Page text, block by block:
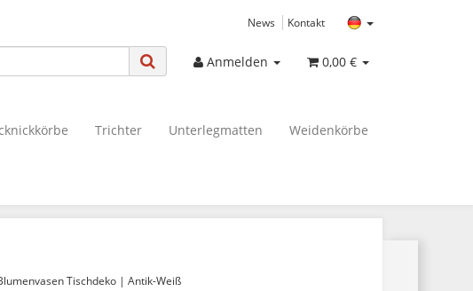
News Kontakt
Anmelden 0,00 €
Trichter Unterlegmatten Weidenkörbe
Tischdeko | Antik-Weiß